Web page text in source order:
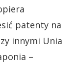
patenty na
innymi Unia
–